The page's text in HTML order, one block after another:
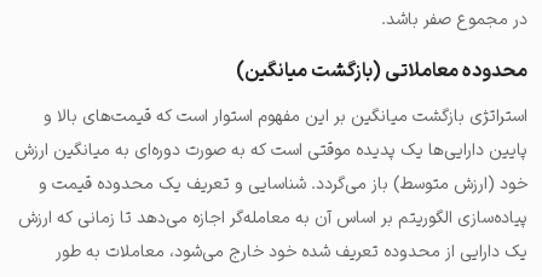
در مجموع صفر باشد.
محدوده معاملاتی (بازگشت میانگین)
استراتژی بازگشت میانگین بر این مفهوم استوار است کهقیمت‌های بالا و
پایین دارایی‌ها یک پدیده موقتی استکه به صورت دوره‌ای به میانگین ارزش
خود (ارزش متوسط) باز می‌گردد. شناسایی و تعریف یک محدوده قیمت و
پیاده‌سازی الگوریتم بر اساس آن به معامله‌گر اجازه می‌دهد تا زمانی که ارزش
یک دارایی از محدوده تعریف شده خود خارج می‌شود، معاملات به طور